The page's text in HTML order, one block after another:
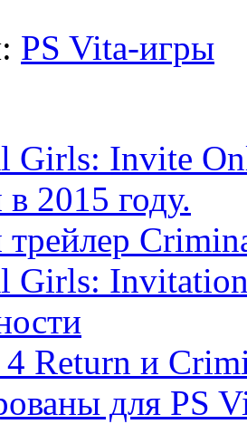
PS Vita-игры
Girls: Invite
2015 году.
Girls:
4 Return и
для PS